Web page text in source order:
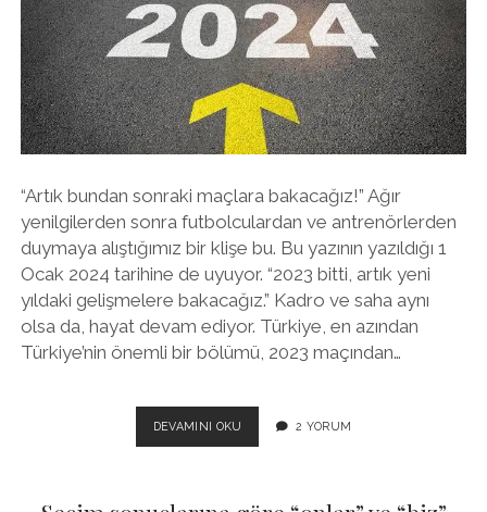
HABERLER / NEWS
twitterfacebook
instagram
“Artık bundan sonraki maçlara bakacağız!” Ağır
yenilgilerden sonra futbolculardan ve antrenörlerden
duymaya alıştığımız bir klişe bu. Bu yazının yazıldığı 1
Ocak 2024 tarihine de uyuyor. “2023 bitti, artık yeni
yıldaki gelişmelere bakacağız.” Kadro ve saha aynı
olsa da, hayat devam ediyor. Türkiye, en azından
Türkiye’nin önemli bir bölümü, 2023 maçından…
DEVAMINI OKU BUNDAN
SONRAKI
BÜYÜK
2 YORUM